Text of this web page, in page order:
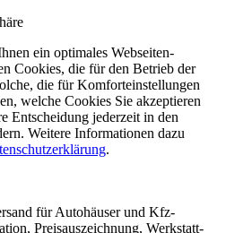
ein optimales Webseiten-
Cookies, die für den Betrieb der
die für Komforteinstellungen
welche Cookies Sie akzeptieren
Entscheidung jederzeit in den
Weitere Informationen dazu
.
für Autohäuser und Kfz-
Preisauszeichnung, Werkstatt-